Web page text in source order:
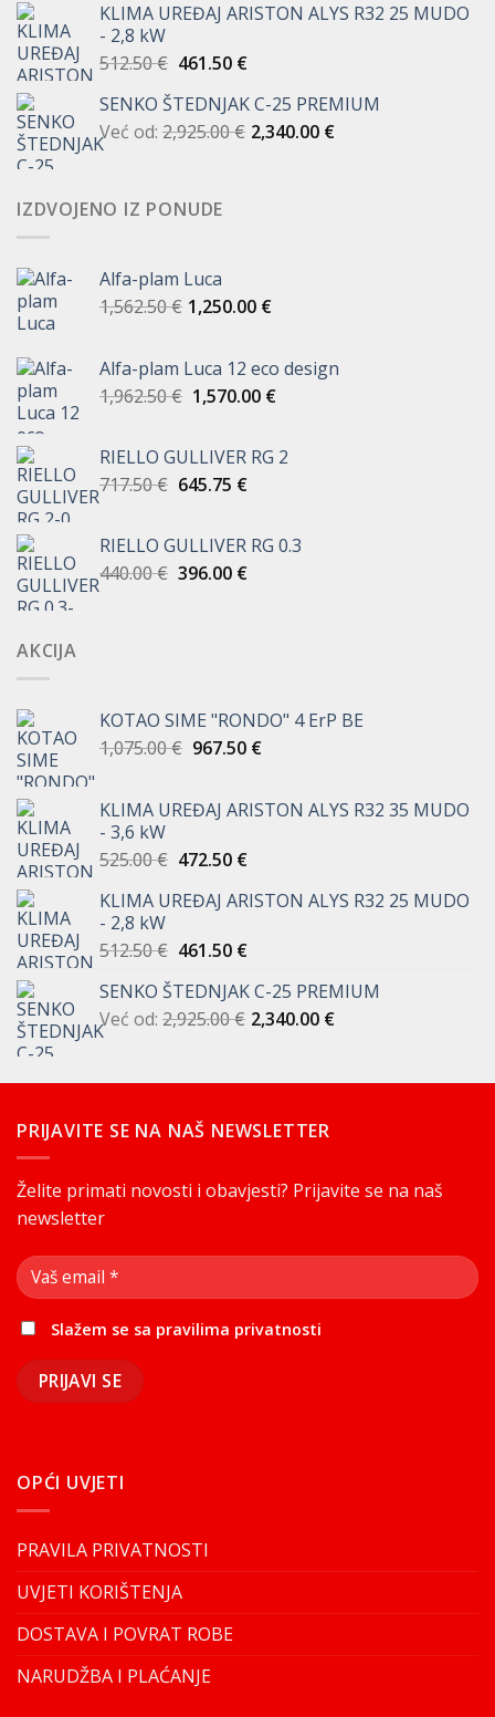
bila
525.00 €.
je:
KLIMA UREĐAJ ARISTON ALYS R32 25 MUDO
- 2,8 kW
512.50€ Izvorna
bila
je:
461.50 €Trenutna
je:
461.50 €.
SENKO ŠTEDNJAK C-25 PREMIUM
Već od: 2,925.00€ 2,340.00 €
IZDVOJENO IZ PONUDE
Alfa-plam Luca
1,562.50€ 1,250.00 €
Alfa-plam Luca 12 eco design
1,962.50€ Izvorna
je:
1,962.50 €.
1,570.00 €Trenutna
1,570.00 €.
RIELLO GULLIVER RG 2
717.50€ Izvorna
je:
717.50 €.
645.75 €Trenutna
645.75 €.
RIELLO GULLIVER RG 0.3
440.00€ Izvorna
396.00 €Trenutna
AKCIJA
KOTAO SIME "RONDO" 4 ErP BE
1,075.00€ Izvorna
je:
967.50 €Trenutna
967.50 €.
KLIMA UREĐAJ ARISTON ALYS R32 35 MUDO
- 3,6 kW
525.00€ Izvorna
bila
525.00 €.
472.50 €Trenutna
je:
KLIMA UREĐAJ ARISTON ALYS R32 25 MUDO
- 2,8 kW
512.50€ Izvorna
bila
je:
461.50 €Trenutna
je:
461.50 €.
SENKO ŠTEDNJAK C-25 PREMIUM
Već od: 2,925.00€ 2,340.00 €
PRIJAVITE SE NA NAŠ NEWSLETTER
Želite primati novosti i obavjesti? Prijavite se na naš
newsletter
Slažem se sa pravilima privatnosti
OPĆI UVJETI
PRAVILA PRIVATNOSTI
UVJETI KORIŠTENJA
DOSTAVA I POVRAT ROBE
NARUDŽBA I PLAĆANJE